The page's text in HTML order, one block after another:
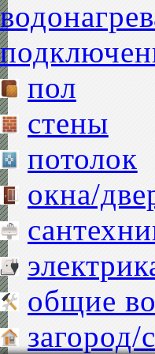
пол
стены
потолок
окна/
общие
загород/